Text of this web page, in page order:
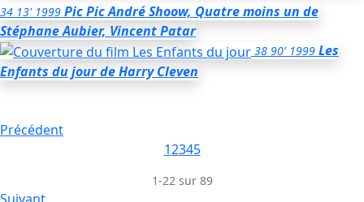
34 13' 1999 Pic Pic André Shoow, Quatre moins un de
Stéphane Aubier, Vincent Patar
38 90' 1999 Les
Enfants du jourde Harry Cleven
Précédent
12345
1-22 sur 89